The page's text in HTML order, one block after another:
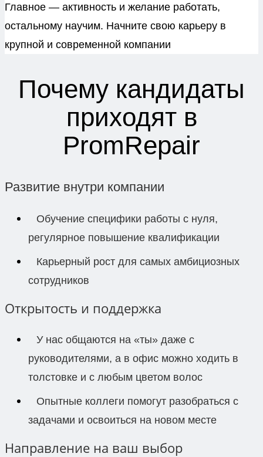
Главное — активность и желание работать,
остальному научим. Начните свою карьеру в
крупной и современной компании
Почему кандидаты
приходят в
PromRepair
Развитие внутри компании
Обучение специфики работы с нуля,
регулярное повышение квалификации
Карьерный рост для самых амбициозных
сотрудников
Открытость и поддержка
У нас общаются на «ты» даже с
руководителями, а в офис можно ходить в
толстовке и с любым цветом волос
Опытные коллеги помогут разобраться с
задачами и освоиться на новом месте
Направление на ваш выбор